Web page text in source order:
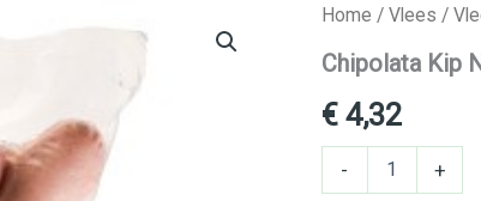
Home / Vlees /
Chipolata Kip
€4,32
-
Chipolata
Naturel
gr
aantal
+